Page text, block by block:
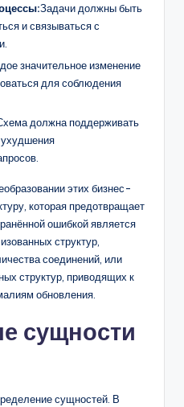
Задачи должны быть
и связываться с
значительное изменение
для соблюдения
должна поддерживать
этих бизнес-
которая предотвращает
ошибкой является
структур,
соединений, или
структур, приводящих к
обновления.
сущности
сущностей. В